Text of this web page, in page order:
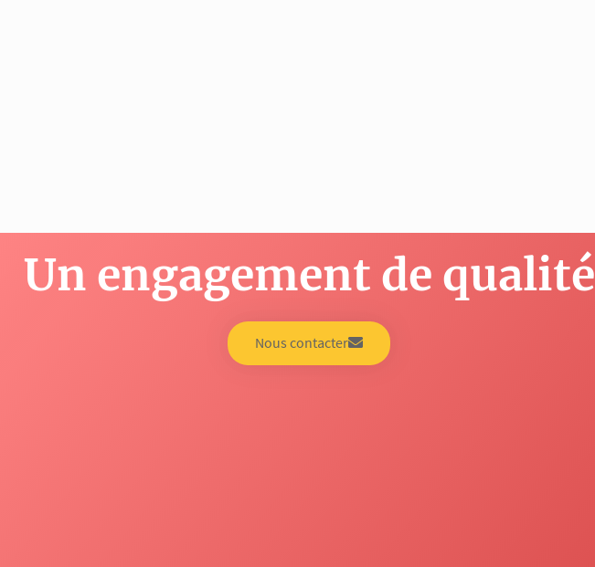
Un engagement de qualité
Nous contacter